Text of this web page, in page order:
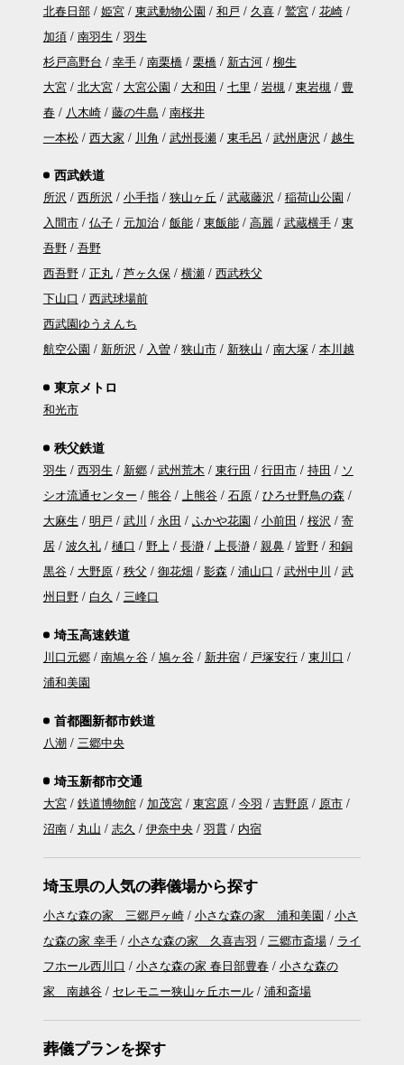
北春日部
姫宮 東武動物公園 和戸 久喜 鷲宮
花崎
加須
南羽生
羽生
杉戸高野台
幸手 南栗橋 栗橋 新古河
柳生
大宮
北大宮 大宮公園 大和田 七里 岩槻 東岩槻
豊
春
八木崎 藤の牛島
南桜井
一本松
西大家 川角 武州長瀬 東毛呂 武州唐沢 越生
西武鉄道
所沢 西所沢 小手指 狭山ヶ丘 武蔵藤沢
稲荷山公園
入間市
仏子 元加治 飯能 東飯能 高麗 武蔵横手
東
吾野
吾野
西吾野
正丸 芦ヶ久保 横瀬
西武秩父
下山口
西武球場前
西武園ゆうえんち
航空公園
新所沢 入曽 狭山市 新狭山 南大塚 本川越
東京メトロ
和光市
秩父鉄道
羽生 西羽生 新郷 武州荒木 東行田 行田市 持田
ソ
シオ流通センター
熊谷 上熊谷 石原
ひろせ野鳥の森
大麻生
明戸 武川 永田 ふかや花園 小前田 桜沢
寄
居
波久礼 樋口 野上 長瀞 上長瀞 親鼻 皆野
和銅
黒谷
大野原 秩父 御花畑 影森 浦山口 武州中川
武
州日野
白久 三峰口
埼玉高速鉄道
川口元郷 南鳩ヶ谷 鳩ヶ谷 新井宿 戸塚安行
東川口
浦和美園
首都圏新都市鉄道
八潮 三郷中央
埼玉新都市交通
大宮 鉄道博物館 加茂宮 東宮原 今羽 吉野原
原市
沼南
丸山 志久 伊奈中央 羽貫 内宿
埼玉県の人気の葬儀場から探す
小さな森の家 三郷戸ヶ崎 小さな森の家 浦和美園
小さ
な森の家 幸手
小さな森の家 久喜吉羽 三郷市斎場
ライ
フホール西川口
小さな森の家 春日部豊春
小さな森の
家 南越谷
セレモニー狭山ヶ丘ホール 浦和斎場
葬儀プランを探す